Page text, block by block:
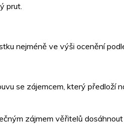
prut.
nejméně ve výši ocenění
se zájemcem, který předloží
zájmem věřitelů